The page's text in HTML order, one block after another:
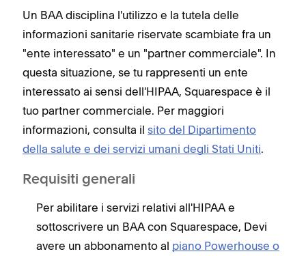
Un BAA disciplina l'utilizzo e la tutela delle
informazioni sanitarie riservate scambiate fra un
"ente interessato" e un "partner commerciale". In
questa situazione, se tu rappresenti un ente
interessato ai sensi dell'HIPAA, Squarespace è il
tuo partner commerciale. Per maggiori
informazioni, consulta il sito del Dipartimento
della salute e dei servizi umani degli Stati Uniti.
Requisiti generali
Per abilitare i servizi relativi all'HIPAA e
sottoscrivere un BAA con Squarespace, Devi
avere un abbonamento al piano Powerhouse o